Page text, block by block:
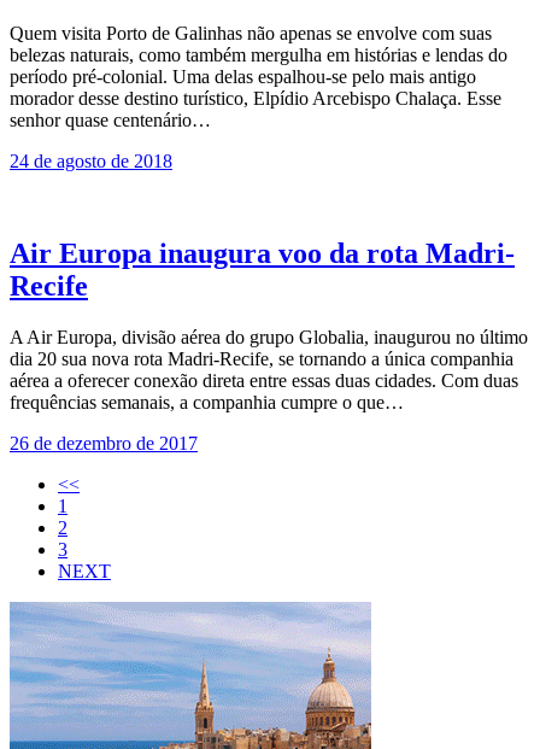
Quem visita Porto de Galinhas não apenas se envolve com suas
belezas naturais, como também mergulha em histórias e lendas do
período pré-colonial. Uma delas espalhou-se pelo mais antigo
morador desse destino turístico, Elpídio Arcebispo Chalaça. Esse
senhor quase centenário…
24 de agosto de 2018
Air Europa inaugura voo da rota Madri-
Recife
A Air Europa, divisão aérea do grupo Globalia, inaugurou no último
dia 20 sua nova rota Madri-Recife, se tornando a única companhia
aérea a oferecer conexão direta entre essas duas cidades. Com duas
frequências semanais, a companhia cumpre o que…
26 de dezembro de 2017
<<
1
2
3
NEXT